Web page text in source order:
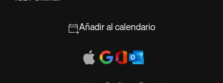
Añadir al calendario